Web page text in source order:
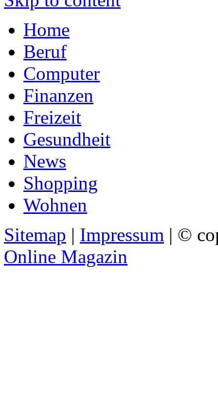
Home
Beruf
Computer
Finanzen
Freizeit
Gesundheit
News
Shopping
Wohnen
Sitemap | Impressum | ©
Online Magazin